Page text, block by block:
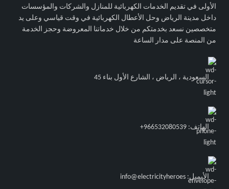
الأولى في تقديم الخدمات الكهربائية للمنازل والشركات والمؤسسات
داخل مدينة الرياض وحل الأعطال الكهربائية في وقت قياسي وعلى يد
متخصصين نسعد بخدمتكم من خلال خدماتنا المعروضة وحجز الخدمة
من المنصة على مدار الساعة
السعودية ، الرياض ، الشارع الأول بناء 45
الهاتف: 966532080539+
الأيميل: info@electricityheroes